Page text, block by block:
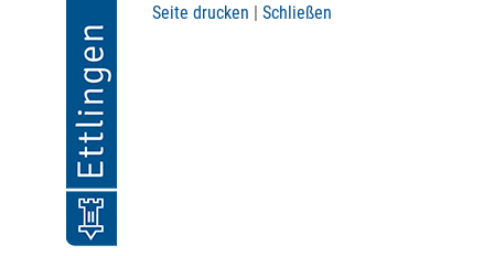
Seite drucken | Schließen